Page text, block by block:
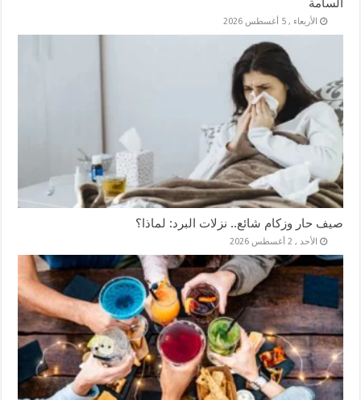
السامة
الأربعاء , 5 أغسطس 2026
صيف حار وزكام شائع.. نزلات البرد: لماذا؟
الأحد , 2 أغسطس 2026